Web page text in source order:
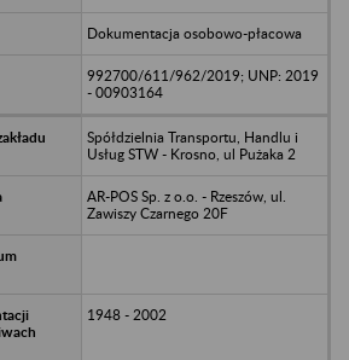
Dokumentacja osobowo-płacowa
992700/611/962/2019; UNP: 2019
- 00903164
Spółdzielnia Transportu, Handlu i
Usług STW - Krosno, ul Pużaka 2
AR-POS Sp. z o.o. - Rzeszów, ul.
Zawiszy Czarnego 20F
1948 - 2002